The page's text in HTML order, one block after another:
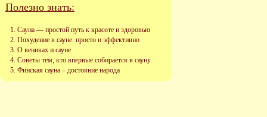
Полезно знать:
Сауна — простой путь к красоте и здоровью
Похудение в сауне: просто и эффективно
О вениках и сауне
Советы тем, кто впервые собирается в сауну
Финская сауна – достояние народа